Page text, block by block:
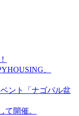
、
ント「ナゴパル盆
て開催。